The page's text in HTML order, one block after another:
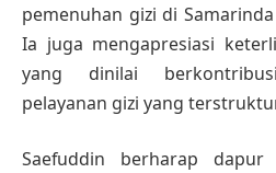
pemenuhan gizi di
Ia juga mengapresiasi
yang dinilai
pelayanan gizi yang
Saefuddin berharap dapur